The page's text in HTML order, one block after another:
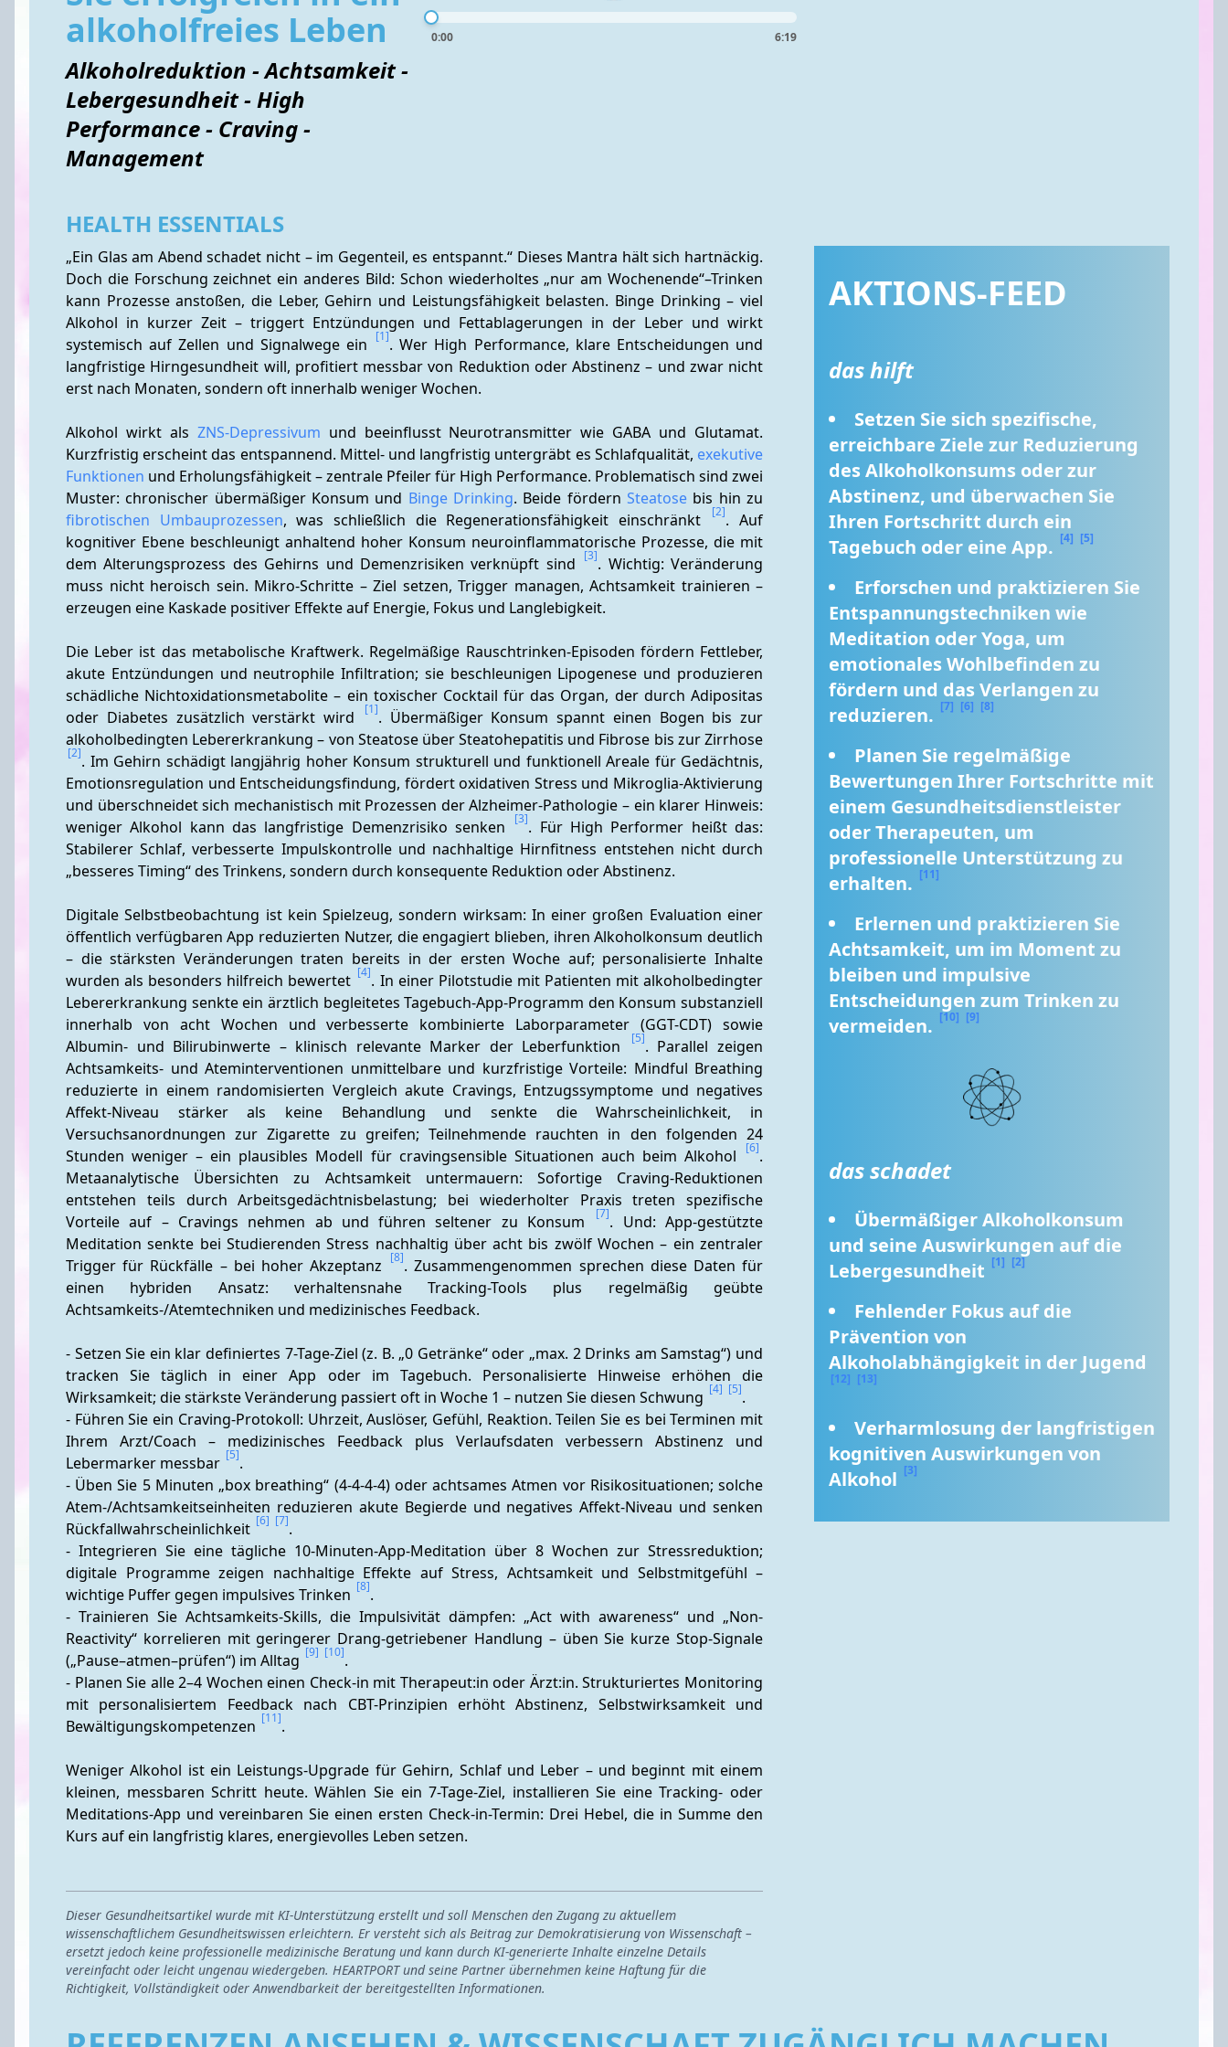
alkoholfreies Leben
Alkoholreduktion - Achtsamkeit -
Lebergesundheit - High
Performance - Craving -
Management
0:00 6:19
HEALTH ESSENTIALS
„Ein Glas am Abend schadet nicht – im Gegenteil, es entspannt.“ Dieses Mantra hält sich hartnäckig.
Doch die Forschung zeichnet ein anderes Bild: Schon wiederholtes „nur am Wochenende“–Trinken
kann Prozesse anstoßen, die Leber, Gehirn und Leistungsfähigkeit belasten. Binge Drinking – viel
Alkohol in kurzer Zeit – triggert Entzündungen und Fettablagerungen in der Leber und wirkt
systemisch auf Zellen und Signalwege ein
[1]. Wer High Performance, klare Entscheidungen und
langfristige Hirngesundheit will, profitiert messbar von Reduktion oder Abstinenz – und zwar nicht
erst nach Monaten, sondern oft innerhalb weniger Wochen.
Alkohol wirkt als ZNS-Depressivum und beeinflusst Neurotransmitter wie GABA und Glutamat.
Kurzfristig erscheint das entspannend. Mittel- und langfristig untergräbt es Schlafqualität, exekutive
Funktionen und Erholungsfähigkeit – zentrale Pfeiler für High Performance. Problematisch sind zwei
Muster: chronischer übermäßiger Konsum und Binge Drinking. Beide fördern Steatose
fibrotischen Umbauprozessen, was schließlich die Regenerationsfähigkeit einschränkt [2]. Auf
kognitiver Ebene beschleunigt anhaltend hoher Konsum neuroinflammatorische Prozesse, die mit
dem Alterungsprozess des Gehirns und Demenzrisiken verknüpft sind
[3]. Wichtig: Veränderung
muss nicht heroisch sein. Mikro-Schritte – Ziel setzen, Trigger managen, Achtsamkeit trainieren –
erzeugen eine Kaskade positiver Effekte auf Energie, Fokus und Langlebigkeit.
Die Leber ist das metabolische Kraftwerk. Regelmäßige Rauschtrinken-Episoden fördern Fettleber,
akute Entzündungen und neutrophile Infiltration; sie beschleunigen Lipogenese und produzieren
schädliche Nichtoxidationsmetabolite – ein toxischer Cocktail für das Organ, der durch Adipositas
oder Diabetes zusätzlich verstärkt wird
[1]. Übermäßiger Konsum spannt einen Bogen bis zur
[2]. Im Gehirn schädigt langjährig hoher Konsum strukturell und funktionell Areale für Gedächtnis,
Emotionsregulation und Entscheidungsfindung, fördert oxidativen Stress und Mikroglia-Aktivierung
und überschneidet sich mechanistisch mit Prozessen der Alzheimer-Pathologie – ein klarer Hinweis:
weniger Alkohol kann das langfristige Demenzrisiko senken
[3]. Für High Performer heißt das:
Stabilerer Schlaf, verbesserte Impulskontrolle und nachhaltige Hirnfitness entstehen nicht durch
„besseres Timing“ des Trinkens, sondern durch konsequente Reduktion oder Abstinenz.
Digitale Selbstbeobachtung ist kein Spielzeug, sondern wirksam: In einer großen Evaluation einer
öffentlich verfügbaren App reduzierten Nutzer, die engagiert blieben, ihren Alkoholkonsum deutlich
– die stärksten Veränderungen traten bereits in der ersten Woche auf; personalisierte Inhalte
wurden als besonders hilfreich bewertet [4]. In einer Pilotstudie mit Patienten mit alkoholbedingter
Lebererkrankung senkte ein ärztlich begleitetes Tagebuch-App-Programm den Konsum substanziell
innerhalb von acht Wochen und verbesserte kombinierte Laborparameter (GGT-CDT) sowie
Albumin- und Bilirubinwerte – klinisch relevante Marker der Leberfunktion
[5]. Parallel zeigen
Achtsamkeits- und Ateminterventionen unmittelbare und kurzfristige Vorteile: Mindful Breathing
reduzierte in einem randomisierten Vergleich akute Cravings, Entzugssymptome und negatives
Affekt-Niveau stärker als keine Behandlung und senkte die Wahrscheinlichkeit, in
Versuchsanordnungen zur Zigarette zu greifen; Teilnehmende rauchten in den folgenden 24
Stunden weniger – ein plausibles Modell für cravingsensible Situationen auch beim Alkohol
[6].
Metaanalytische Übersichten zu Achtsamkeit untermauern: Sofortige Craving-Reduktionen
entstehen teils durch Arbeitsgedächtnisbelastung; bei wiederholter Praxis treten spezifische
Vorteile auf – Cravings nehmen ab und führen seltener zu Konsum
[7]. Und: App-gestützte
Meditation senkte bei Studierenden Stress nachhaltig über acht bis zwölf Wochen – ein zentraler
Trigger für Rückfälle – bei hoher Akzeptanz
[8]. Zusammengenommen sprechen diese Daten für
einen hybriden Ansatz: verhaltensnahe Tracking-Tools plus regelmäßig geübte
Achtsamkeits-/Atemtechniken und medizinisches Feedback.
- Setzen Sie ein klar definiertes 7-Tage-Ziel (z. B. „0 Getränke“ oder „max. 2 Drinks am Samstag“) und
tracken Sie täglich in einer App oder im Tagebuch. Personalisierte Hinweise erhöhen die
Wirksamkeit; die stärkste Veränderung passiert oft in Woche 1 – nutzen Sie diesen Schwung [4] [5].
- Führen Sie ein Craving-Protokoll: Uhrzeit, Auslöser, Gefühl, Reaktion. Teilen Sie es bei Terminen mit
Ihrem Arzt/Coach – medizinisches Feedback plus Verlaufsdaten verbessern Abstinenz und
Lebermarker messbar [5].
- Üben Sie 5 Minuten „box breathing“ (4-4-4-4) oder achtsames Atmen vor Risikosituationen; solche
Atem-/Achtsamkeitseinheiten reduzieren akute Begierde und negatives Affekt-Niveau und senken
Rückfallwahrscheinlichkeit [6] [7].
- Integrieren Sie eine tägliche 10-Minuten-App-Meditation über 8 Wochen zur Stressreduktion;
digitale Programme zeigen nachhaltige Effekte auf Stress, Achtsamkeit und Selbstmitgefühl –
wichtige Puffer gegen impulsives Trinken [8].
- Trainieren Sie Achtsamkeits-Skills, die Impulsivität dämpfen: „Act with awareness“ und „Non-
Reactivity“ korrelieren mit geringerer Drang-getriebener Handlung – üben Sie kurze Stop-Signale
(„Pause–atmen–prüfen“) im Alltag [9] [10].
- Planen Sie alle 2–4 Wochen einen Check-in mit Therapeut:in oder Ärzt:in. Strukturiertes Monitoring
mit personalisiertem Feedback nach CBT-Prinzipien erhöht Abstinenz, Selbstwirksamkeit und
Bewältigungskompetenzen [11].
Weniger Alkohol ist ein Leistungs-Upgrade für Gehirn, Schlaf und Leber – und beginnt mit einem
kleinen, messbaren Schritt heute. Wählen Sie ein 7-Tage-Ziel, installieren Sie eine Tracking- oder
Meditations-App und vereinbaren Sie einen ersten Check-in-Termin: Drei Hebel, die in Summe den
Kurs auf ein langfristig klares, energievolles Leben setzen.
Dieser Gesundheitsartikel wurde mit KI-Unterstützung erstellt und soll Menschen den Zugang zu aktuellem
wissenschaftlichem Gesundheitswissen erleichtern. Er versteht sich als Beitrag zur Demokratisierung von Wissenschaft –
ersetzt jedoch keine professionelle medizinische Beratung und kann durch KI-generierte Inhalte einzelne Details
vereinfacht oder leicht ungenau wiedergeben. HEARTPORT und seine Partner übernehmen keine Haftung für die
Richtigkeit, Vollständigkeit oder Anwendbarkeit der bereitgestellten Informationen.
AKTIONS-FEED
das hilft
Setzen Sie sich spezifische,
erreichbare Ziele zur Reduzierung
des Alkoholkonsums oder zur
Abstinenz, und überwachen Sie
Ihren Fortschritt durch ein
Tagebuch oder eine App. [4] [5]
Erforschen und praktizieren Sie
Entspannungstechniken wie
Meditation oder Yoga, um
emotionales Wohlbefinden zu
fördern und das Verlangen zu
reduzieren. [7] [6] [8]
Planen Sie regelmäßige
Bewertungen Ihrer Fortschritte mit
einem Gesundheitsdienstleister
oder Therapeuten, um
professionelle Unterstützung zu
erhalten. [11]
Erlernen und praktizieren Sie
Achtsamkeit, um im Moment zu
bleiben und impulsive
Entscheidungen zum Trinken zu
vermeiden. [10] [9]
das schadet
Übermäßiger Alkoholkonsum
und seine Auswirkungen auf die
Lebergesundheit [1] [2]
Fehlender Fokus auf die
Prävention von
[12] [13]
Verharmlosung der langfristigen
kognitiven Auswirkungen von
Alkohol [3]